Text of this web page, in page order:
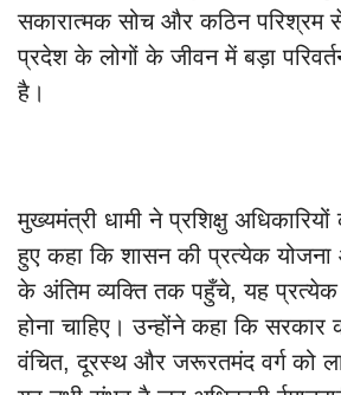
सकारात्मक सोच और कठिन परिश्रम
प्रदेश के लोगों के जीवन में बड़ा
है।
मुख्यमंत्री धामी ने प्रशिक्षु
हुए कहा कि शासन की प्रत्येक
के अंतिम व्यक्ति तक पहुँचे, यह प्रत्येक
होना चाहिए। उन्होंने कहा कि सरकार
वंचित, दूरस्थ और जरूरतमंद वर्ग को